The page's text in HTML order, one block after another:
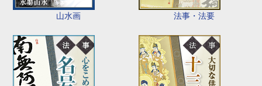
山水画 法事・法要